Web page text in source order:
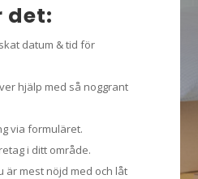
det:
datum & tid för
hjälp med så noggrant
via formuläret.
i ditt område.
är mest nöjd med och låt